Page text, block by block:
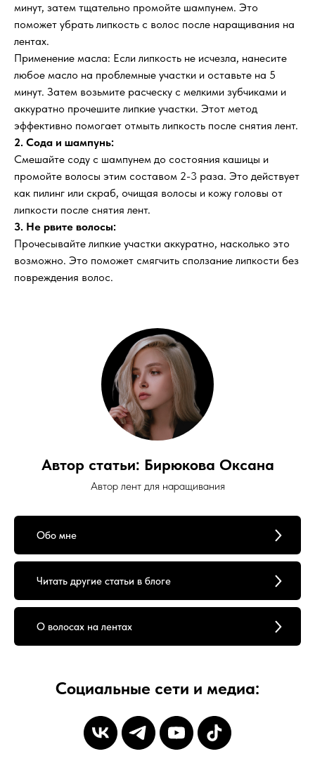
минут, затем тщательно промойте шампунем. Это
поможет убрать липкость с волос после наращивания на
лентах.
Применение масла: Если липкость не исчезла, нанесите
любое масло на проблемные участки и оставьте на 5
минут. Затем возьмите расческу с мелкими зубчиками и
аккуратно прочешите липкие участки. Этот метод
эффективно помогает отмыть липкость после снятия лент.
2. Сода и шампунь:
Смешайте соду с шампунем до состояния кашицы и
промойте волосы этим составом 2-3 раза. Это действует
как пилинг или скраб, очищая волосы и кожу головы от
липкости после снятия лент.
3. Не рвите волосы:
Прочесывайте липкие участки аккуратно, насколько это
возможно. Это поможет смягчить сползание липкости без
повреждения волос.
Автор статьи: Бирюкова Оксана
Автор лент для наращивания
Обо мне
Читать другие статьи в блоге
О волосах на лентах
Социальные сети и медиа: